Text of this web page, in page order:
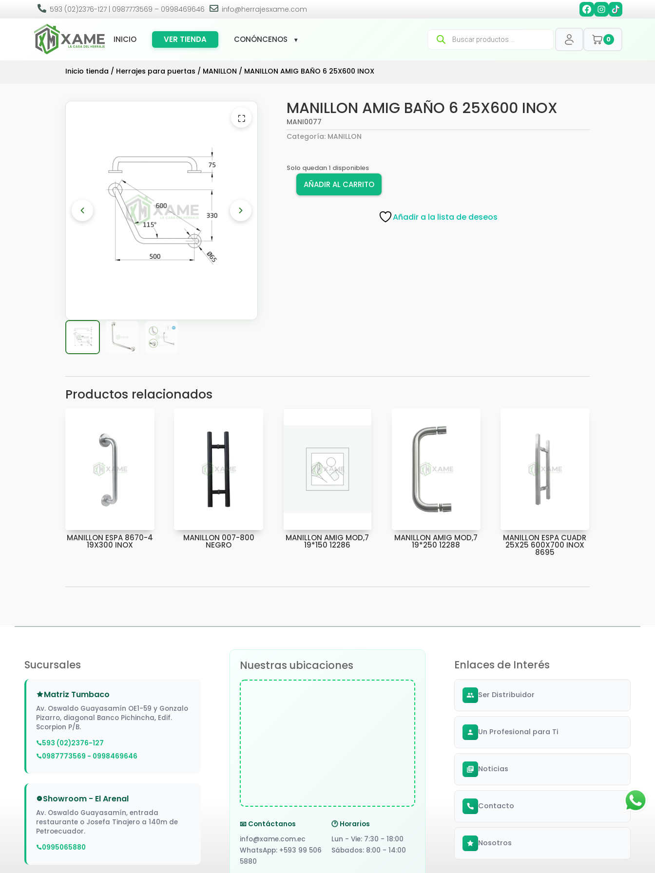
 593 (02)2376-127 | 0987773569 – 0998469646  info@herrajesxame.com
INICIO VER TIENDA CONÓNCENOS
Búsqueda
productos
0
Inicio tienda / Herrajes para puertas / MANILLON / MANILLON AMIG BAÑO 6 25X600 INOX
⛶ MANILLON AMIG BAÑO 6 25X600 INOX
MANI0077
Categoría: MANILLON
Solo quedan 1 disponibles
MANILLON
AÑADIR AL CARRITO
Añadir a la lista de deseos
Productos relacionados
MANILLON ESPA 8670-4
19X300 INOX
MANILLON 007-800
NEGRO
MANILLON AMIG MOD,7
19*150 12286
MANILLON AMIG MOD,7
19*250 12288
MANILLON ESPA CUADR
25X25 600X700 INOX
8695
Sucursales
Matriz Tumbaco
Av. Oswaldo Guayasamín OE1-59 y Gonzalo
Pizarro, diagonal Banco Pichincha, Edif.
Scorpion P/B.
593 (02)2376-127
0987773569 - 0998469646
Showroom - El Arenal
Av. Oswaldo Guayasamín, entrada
restaurante o Josefa Tinajero a 140m de
Petroecuador.
0995065880
Nuestras ubicaciones
📧 Contáctanos
info@xame.com.ec
WhatsApp: +593 99 506
5880
🕐 Horarios
Lun - Vie: 7:30 - 18:00
Sábados: 8:00 - 14:00
Enlaces de Interés
Ser Distribuidor
Un Profesional para Ti
Noticias
Contacto
Nosotros